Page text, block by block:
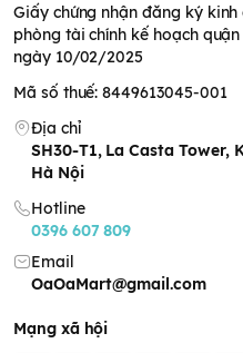
Giấy chứng nhận đăng ký
phòng tài chính kế hoạch
ngày 10/02/2025
Mã số thuế: 8449613045-001
Địa chỉ
SH30-T1, La Casta Tower,
Hà Nội
Hotline
0396 607 809
Email
OaOaMart@gmail.com
Mạng xã hội